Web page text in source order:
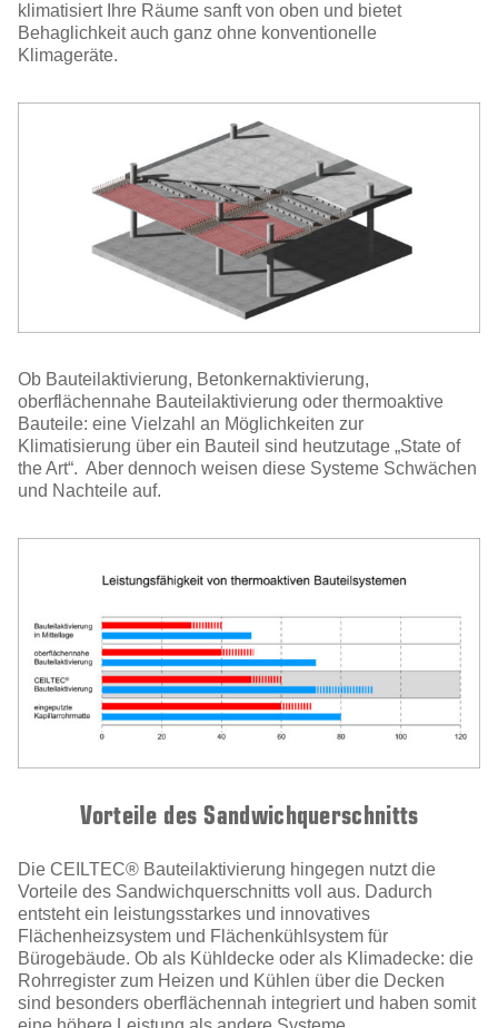
klimatisiert Ihre Räume sanft von oben und bietet
Behaglichkeit auch ganz ohne konventionelle
Klimageräte.
Ob Bauteilaktivierung, Betonkernaktivierung,
oberflächennahe Bauteilaktivierung oder thermoaktive
Bauteile: eine Vielzahl an Möglichkeiten zur
Klimatisierung über ein Bauteil sind heutzutage „State of
the Art“. Aber dennoch weisen diese Systeme Schwächen
und Nachteile auf.
Vorteile des Sandwichquerschnitts
Die CEILTEC® Bauteilaktivierung hingegen nutzt die
Vorteile des Sandwichquerschnitts voll aus. Dadurch
entsteht ein leistungsstarkes und innovatives
Flächenheizsystem und Flächenkühlsystem für
Bürogebäude. Ob als Kühldecke oder als Klimadecke: die
Rohrregister zum Heizen und Kühlen über die Decken
sind besonders oberflächennah integriert und haben somit